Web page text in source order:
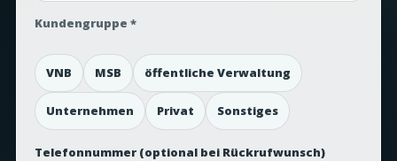
Kundengruppe *
VNB MSB öffentliche Verwaltung
Unternehmen Privat Sonstiges
Telefonnummer (optional bei Rückrufwunsch)